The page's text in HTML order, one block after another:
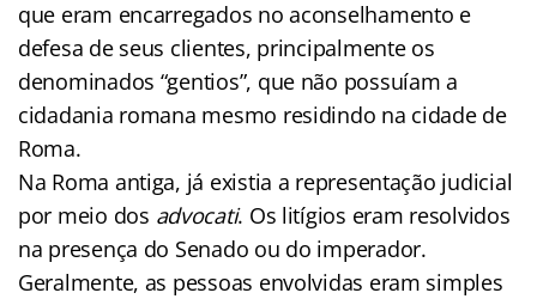
que eram encarregados no aconselhamento e
defesa de seus clientes, principalmente os
denominados “gentios”, que não possuíam a
cidadania romana mesmo residindo na cidade de
Roma.
Na Roma antiga, já existia a representação judicial
por meio dos advocati. Os litígios eram resolvidos
na presença do Senado ou do imperador.
Geralmente, as pessoas envolvidas eram simples